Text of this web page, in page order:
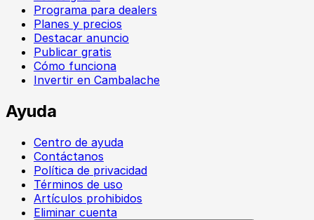
Programa para dealers
Planes y precios
Destacar anuncio
Publicar gratis
Cómo funciona
Invertir en Cambalache
Ayuda
Centro de ayuda
Contáctanos
Política de privacidad
Términos de uso
Artículos prohibidos
Eliminar cuenta